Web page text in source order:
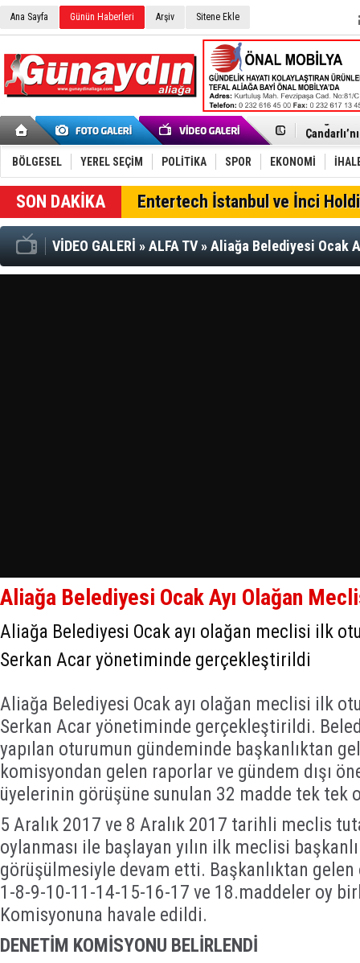
Ana Sayfa Günün Haberleri Arşiv Sitene Ekle
Menemen
Furkan
Chp
AK Parti
SOCAR
Trafiği
Alto,
Aliağa'daki
Dikili'de
BÖLGESEL YEREL SEÇİM POLİTİKA SPOR EKONOMİ
SON DAKİKA Entertech İstanbul ve İnci
VİDEO GALERİ »ALFA TV»Aliağa Belediyesi Ocak
Aliağa Belediyesi Ocak Ayı Olağan
Aliağa Belediyesi Ocak ayı olağan meclisi ilk
Serkan Acar yönetiminde gerçekleştirildi
Aliağa Belediyesi Ocak ayı olağan meclisi ilk
Serkan Acar yönetiminde gerçekleştirildi.
yapılan oturumun gündeminde başkanlıktan
komisyondan gelen raporlar ve gündem dışı
üyelerinin görüşüne sunulan 32 madde tek tek
5 Aralık 2017 ve 8 Aralık 2017 tarihli meclis
oylanması ile başlayan yılın ilk meclisi
görüşülmesiyle devam etti. Başkanlıktan gelen
1-8-9-10-11-14-15-16-17 ve 18.maddeler oy
Komisyonuna havale edildi.
DENETİM KOMİSYONU BELİRLENDİ